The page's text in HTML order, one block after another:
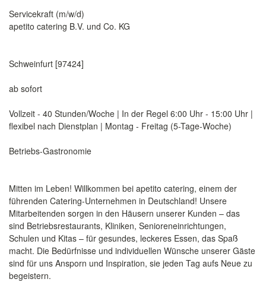
Servicekraft (m/w/d)
apetito catering B.V. und Co. KG
Schweinfurt [97424]
ab sofort
Vollzeit - 40 Stunden/Woche | In der Regel 6:00 Uhr - 15:00 Uhr |
flexibel nach Dienstplan | Montag - Freitag (5-Tage-Woche)
Betriebs-Gastronomie
Mitten im Leben! Willkommen bei apetito catering, einem der
führenden Catering-Unternehmen in Deutschland! Unsere
Mitarbeitenden sorgen in den Häusern unserer Kunden – das
sind Betriebsrestaurants, Kliniken, Senioreneinrichtungen,
Schulen und Kitas – für gesundes, leckeres Essen, das Spaß
macht. Die Bedürfnisse und individuellen Wünsche unserer Gäste
sind für uns Ansporn und Inspiration, sie jeden Tag aufs Neue zu
begeistern.